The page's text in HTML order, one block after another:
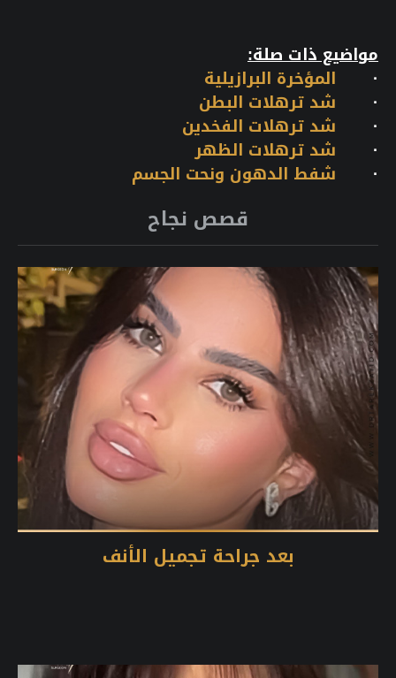
مواضيع ذات صلة:
· المؤخرة البرازيلية
· شد ترهلات البطن
· شد ترهلات الفخدين
· شد ترهلات الظهر
· شفط الدهون ونحت الجسم
قصص نجاح
بعد جراحة تجميل الأنف